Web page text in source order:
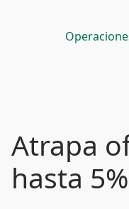
Atrapa
hasta